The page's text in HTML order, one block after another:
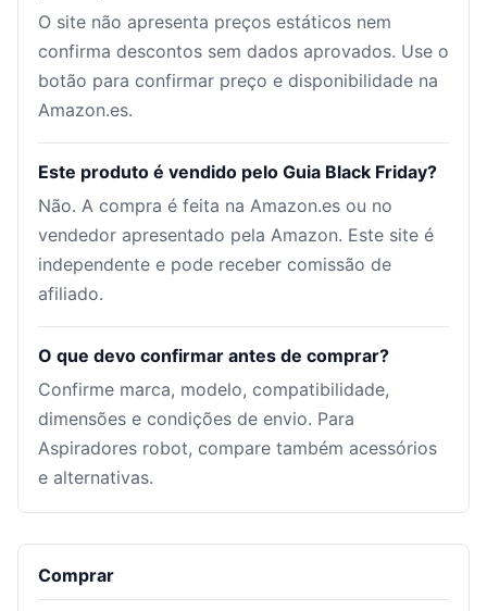
O site não apresenta preços estáticos nem
confirma descontos sem dados aprovados. Use o
botão para confirmar preço e disponibilidade na
Amazon.es.
Este produto é vendido pelo Guia Black Friday?
Não. A compra é feita na Amazon.es ou no
vendedor apresentado pela Amazon. Este site é
independente e pode receber comissão de
afiliado.
O que devo confirmar antes de comprar?
Confirme marca, modelo, compatibilidade,
dimensões e condições de envio. Para
Aspiradores robot, compare também acessórios
e alternativas.
Comprar